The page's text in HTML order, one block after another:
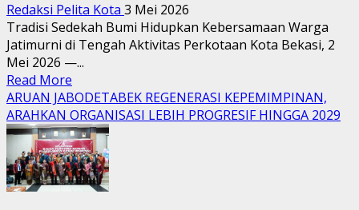
Redaksi Pelita Kota 3 Mei 2026
Tradisi Sedekah Bumi Hidupkan Kebersamaan Warga
Jatimurni di Tengah Aktivitas Perkotaan Kota Bekasi, 2
Mei 2026 —...
Read More
more
about
Tradisi
Sedekah
Bumi
Hidupkan
ARUAN JABODETABEK REGENERASI KEPEMIMPINAN,
ARAHKAN ORGANISASI LEBIH PROGRESIF HINGGA 2029